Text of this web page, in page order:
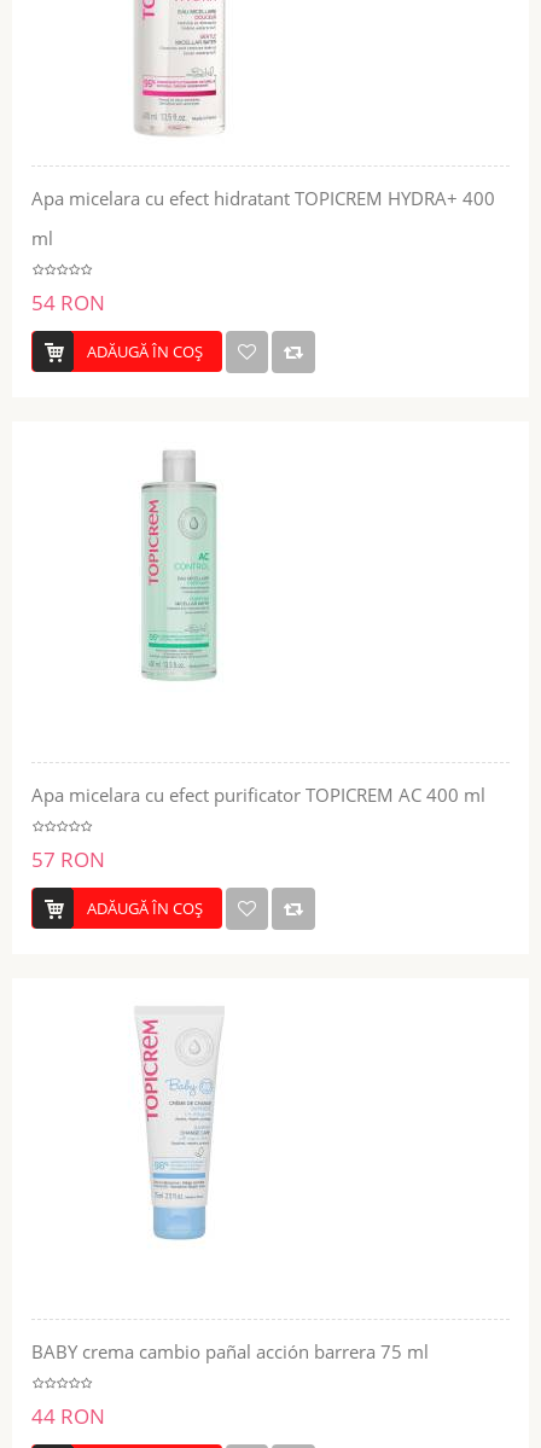
Apa micelara cu efect hidratant TOPICREM HYDRA+ 400
ml
54 RON
ADĂUGĂ ÎN COŞ
Apa micelara cu efect purificator TOPICREM AC 400 ml
57 RON
ADĂUGĂ ÎN COŞ
BABY crema cambio pañal acción barrera 75 ml
44 RON